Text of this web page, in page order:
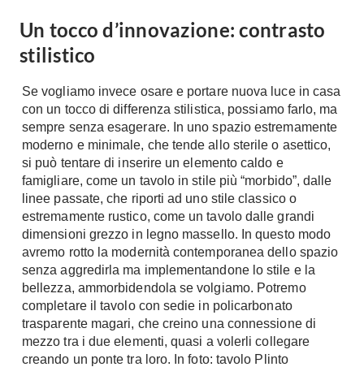
Materassi
Lattice
Reti Letto
Cuscini
Consigli materassi
Bagno
Arredo Bagno
Sanitari
Cabine Doccia
Idromassaggio
Accessori Bagno
Rubinetteria
Vasche da Bagno
Scale Interni
Rivestimenti
Ceramica
Cotto
Resina
Parquet
Gres
Laminato
Moquette
Carta da parati
Pavimenti esterni
Fai da Te
Un tocco d’innovazione: contrasto
stilistico
Se vogliamo invece osare e portare nuova luce in casa
con un tocco di differenza stilistica, possiamo farlo, ma
sempre senza esagerare. In uno spazio estremamente
moderno e minimale, che tende allo sterile o asettico,
si può tentare di inserire un elemento caldo e
famigliare, come un tavolo in stile più “morbido”, dalle
linee passate, che riporti ad uno stile classico o
estremamente rustico, come un tavolo dalle grandi
dimensioni grezzo in legno massello. In questo modo
avremo rotto la modernità contemporanea dello spazio
senza aggredirla ma implementandone lo stile e la
bellezza, ammorbidendola se volgiamo. Potremo
completare il tavolo con sedie in policarbonato
trasparente magari, che creino una connessione di
mezzo tra i due elementi, quasi a volerli collegare
creando un ponte tra loro. In foto: tavolo Plinto